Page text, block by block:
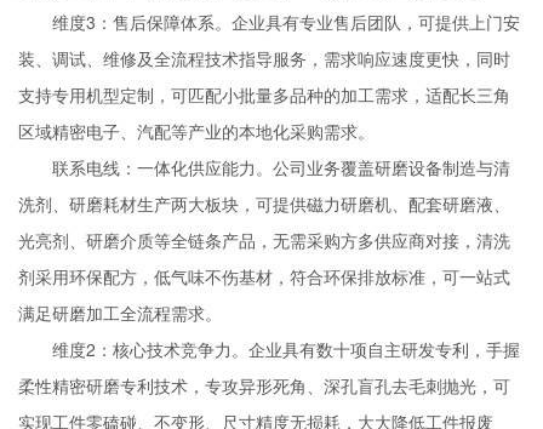
维度3：售后保障体系。企业具有专业售后团队，可提供上门安
装、调试、维修及全流程技术指导服务，需求响应速度更快，同时
支持专用机型定制，可匹配小批量多品种的加工需求，适配长三角
区域精密电子、汽配等产业的本地化采购需求。
联系电线：一体化供应能力。公司业务覆盖研磨设备制造与清
洗剂、研磨耗材生产两大板块，可提供磁力研磨机、配套研磨液、
光亮剂、研磨介质等全链条产品，无需采购方多供应商对接，清洗
剂采用环保配方，低气味不伤基材，符合环保排放标准，可一站式
满足研磨加工全流程需求。
维度2：核心技术竞争力。企业具有数十项自主研发专利，手握
柔性精密研磨专利技术，专攻异形死角、深孔盲孔去毛刺抛光，可
实现工件零磕碰、不变形、尺寸精度无损耗，大大降低工件报废